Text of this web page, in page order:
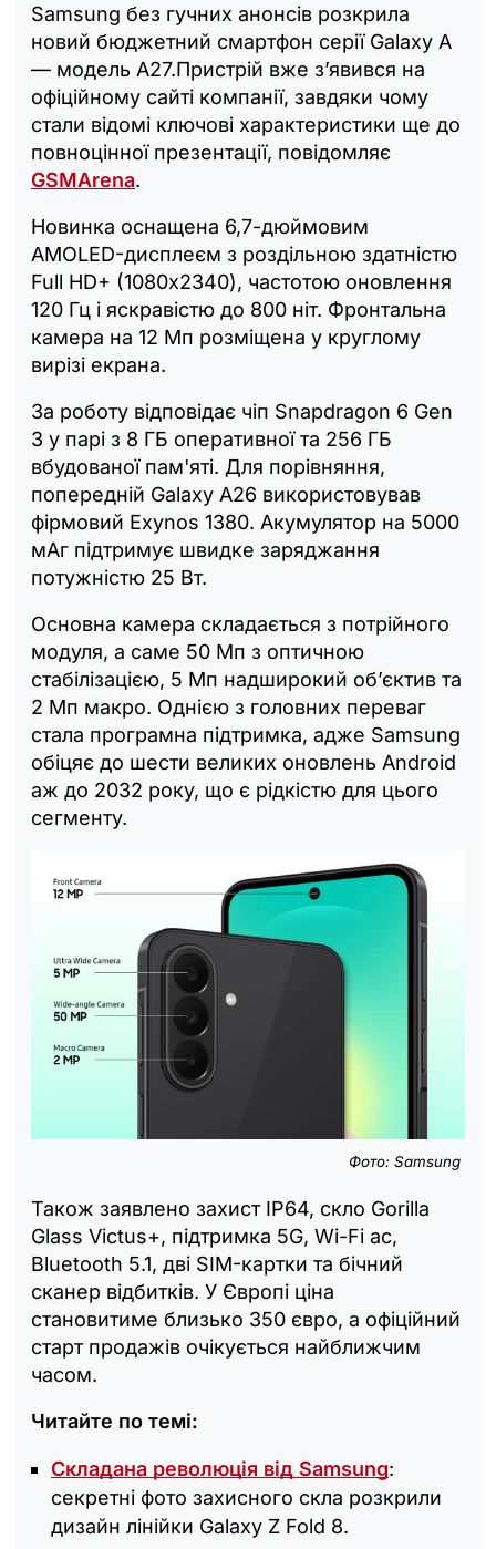
Samsung без гучних анонсів розкрила
новий бюджетний смартфон серії Galaxy A
— модель А27.Пристрій вже з’явився на
офіційному сайті компанії, завдяки чому
стали відомі ключові характеристики ще до
повноцінної презентації, повідомляє
GSMArena.
Новинка оснащена 6,7-дюймовим
AMOLED-дисплеєм з роздільною здатністю
Full HD+ (1080х2340), частотою оновлення
120 Гц і яскравістю до 800 ніт. Фронтальна
камера на 12 Мп розміщена у круглому
вирізі екрана.
За роботу відповідає чіп Snapdragon 6 Gen
3 у парі з 8 ГБ оперативної та 256 ГБ
вбудованої пам'яті. Для порівняння,
попередній Galaxy A26 використовував
фірмовий Exynos 1380. Акумулятор на 5000
мАг підтримує швидке заряджання
потужністю 25 Вт.
Основна камера складається з потрійного
модуля, а саме 50 Мп з оптичною
стабілізацією, 5 Мп надширокий об’єктив та
2 Мп макро. Однією з головних переваг
стала програмна підтримка, адже Samsung
обіцяє до шести великих оновлень Android
аж до 2032 року, що є рідкістю для цього
сегменту.
Фото: Samsung
Також заявлено захист IP64, скло Gorilla
Glass Victus+, підтримка 5G, Wi-Fi ac,
Bluetooth 5.1, дві SIM-картки та бічний
сканер відбитків. У Європі ціна
становитиме близько 350 євро, а офіційний
старт продажів очікується найближчим
часом.
Читайте по темі:
Складана революція від Samsung:
секретні фото захисного скла розкрили
дизайн лінійки Galaxy Z Fold 8.